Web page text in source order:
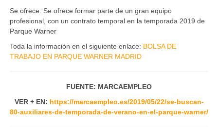
Se ofrece: Se ofrece formar parte de un gran equipo
profesional, con un contrato temporal en la temporada 2019 de
Parque Warner
Toda la información en el siguiente enlace: BOLSA DE
TRABAJO EN PARQUE WARNER MADRID
FUENTE: MARCAEMPLEO
VER + EN: https://marcaempleo.es/2019/05/22/se-buscan-
80-auxiliares-de-temporada-de-verano-en-el-parque-warner/